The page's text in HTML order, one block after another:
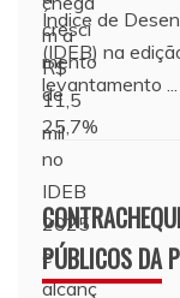
Índice de
(IDEB) na
levantamento ...
PÚBLICOS DA